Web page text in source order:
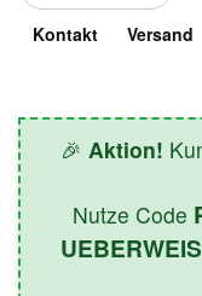
Kontakt Versand
🎉 Aktion!
Nutze Code